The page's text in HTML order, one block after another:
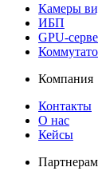
Камеры
ИБП
GPU-
Компания
Контакты
О нас
Кейсы
Партнерам